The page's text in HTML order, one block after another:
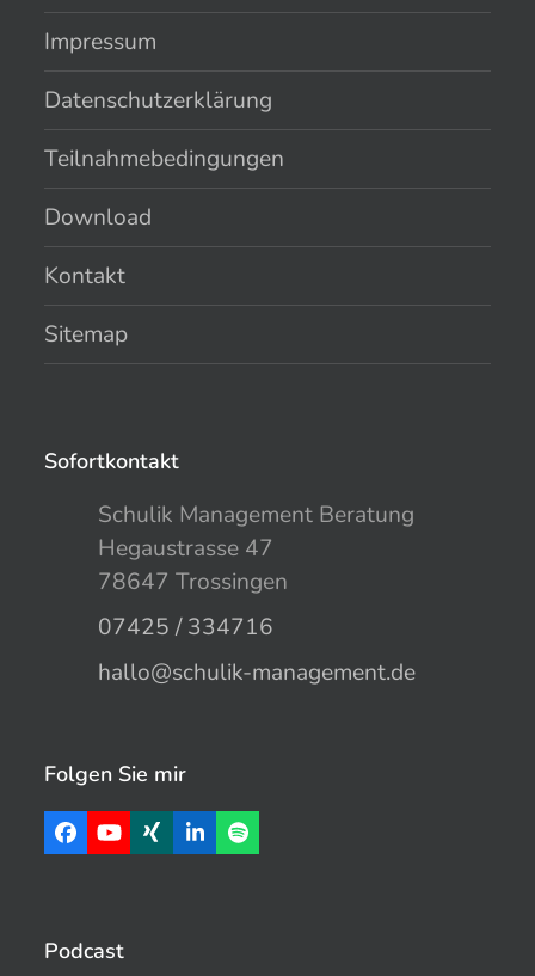
Impressum
Datenschutzerklärung
Teilnahmebedingungen
Download
Kontakt
Sitemap
Sofortkontakt
Schulik Management Beratung
Hegaustrasse 47
78647 Trossingen
07425 / 334716
hallo@schulik-management.de
Folgen Sie mir
Facebook
YouTube
XingLinkedInSpotify
Podcast